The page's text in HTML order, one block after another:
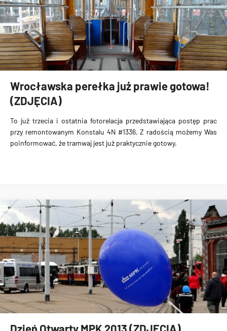
Wrocławska perełka już prawie gotowa!
(ZDJĘCIA)
To już trzecia i ostatnia fotorelacja przedstawiająca postęp prac
przy remontowanym Konstalu 4N #1336. Z radością możemy Was
poinformować, że tramwaj jest już praktycznie gotowy.